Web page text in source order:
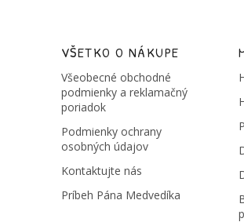
VŠETKO O NÁKUPE
Všeobecné obchodné
podmienky a reklamačný
poriadok
Podmienky ochrany
osobných údajov
Kontaktujte nás
Príbeh Pána Medvedíka